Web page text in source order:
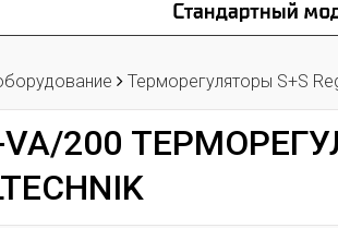
Терморегуляторы S+S
VA/200